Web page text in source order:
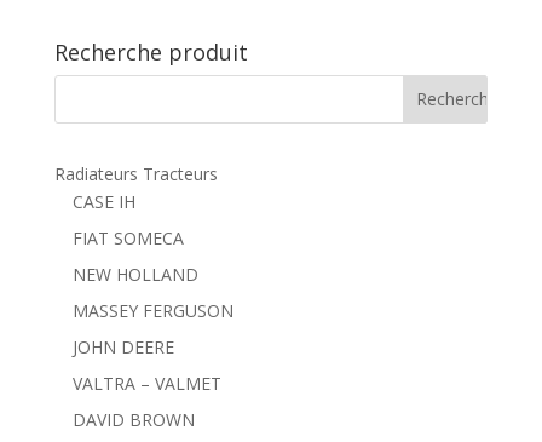
Recherche produit
Radiateurs Tracteurs
CASE IH
FIAT SOMECA
NEW HOLLAND
MASSEY FERGUSON
JOHN DEERE
VALTRA – VALMET
DAVID BROWN